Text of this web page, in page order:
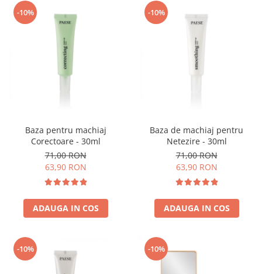
-10%
Baza pentru machiaj
Corectoare - 30ml
71,00 RON
63,90 RON
ADAUGA IN COS
-10%
Baza de machiaj pentru
Netezire - 30ml
71,00 RON
63,90 RON
ADAUGA IN COS
-10% -10%